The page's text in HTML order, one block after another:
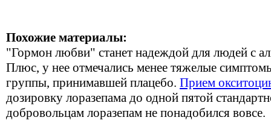
Похожие материалы:
"Гормон любви" станет надеждой для людей с
Плюс, у нее отмечались менее тяжелые
группы, принимавшей плацебо. Прием
дозировку лоразепама до одной пятой
добровольцам лоразепам не понадобился вовсе.